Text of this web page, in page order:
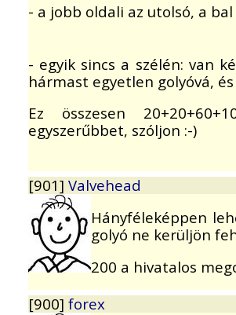
- a jobb oldali az utolsó, a
- egyik sincs a szélén: van
hármast egyetlen golyóvá,
Ez összesen
egyszerűbbet, szóljon :-)
[901] Valvehead
Hányféleképpen
golyó ne kerüljön
200 a hivatalos
[900] forex